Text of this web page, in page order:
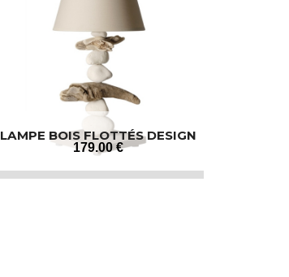
LAMPE BOIS FLOTTÉS DESIGN
179.00 €